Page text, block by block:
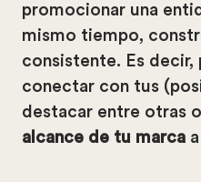
promocionar una
mismo tiempo,
consistente. Es decir,
conectar con tus
destacar entre otras
alcance de tu marca